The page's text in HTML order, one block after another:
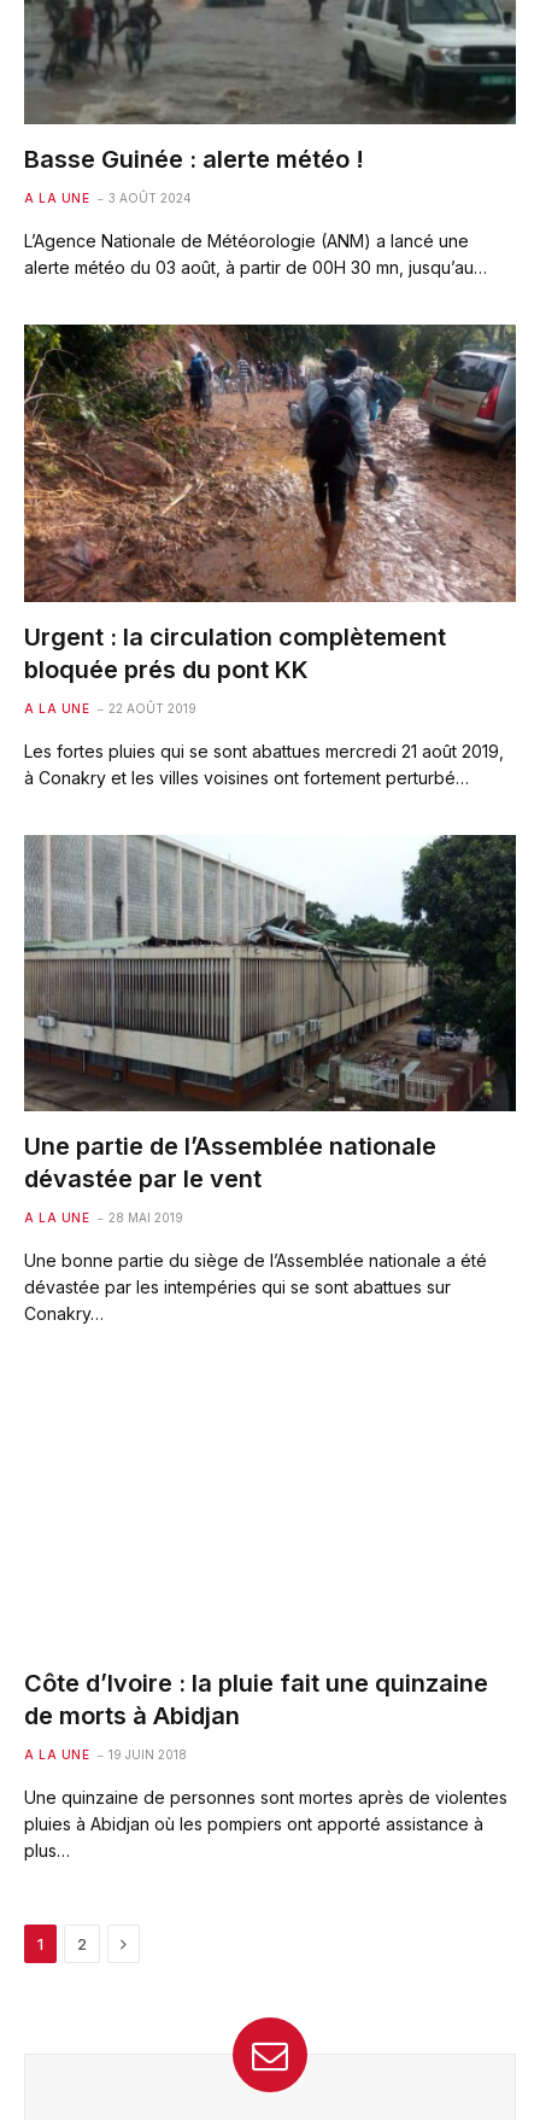
Basse Guinée : alerte météo !
A LA UNE 3 AOÛT 2024
L’Agence Nationale de Météorologie (ANM) a lancé une
alerte météo du 03 août, à partir de 00H 30 mn, jusqu’au…
Urgent : la circulation complètement
bloquée prés du pont KK
A LA UNE 22 AOÛT 2019
Les fortes pluies qui se sont abattues mercredi 21 août 2019,
à Conakry et les villes voisines ont fortement perturbé…
Une partie de l’Assemblée nationale
dévastée par le vent
A LA UNE 28 MAI 2019
Une bonne partie du siège de l’Assemblée nationale a été
dévastée par les intempéries qui se sont abattues sur
Conakry…
Côte d’Ivoire : la pluie fait une quinzaine
de morts à Abidjan
A LA UNE 19 JUIN 2018
Une quinzaine de personnes sont mortes après de violentes
pluies à Abidjan où les pompiers ont apporté assistance à
plus…
1 2 Next